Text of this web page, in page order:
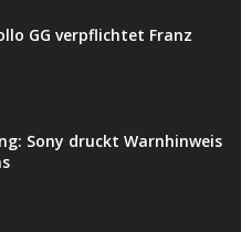
GG verpflichtet Franz
Sony druckt Warnhinweis